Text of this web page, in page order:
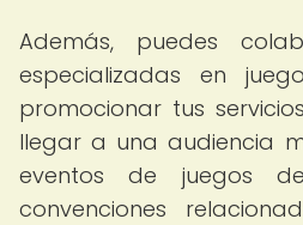
Además, puedes
especializadas en
promocionar tus
llegar a una audiencia
eventos de juegos
convenciones